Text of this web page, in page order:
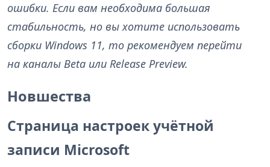
ошибки. Если вам необходима большая
стабильность, но вы хотите использовать
сборки Windows 11, то рекомендуем перейти
на каналы Beta или Release Preview.
Новшества
Страница настроек учётной
записи Microsoft